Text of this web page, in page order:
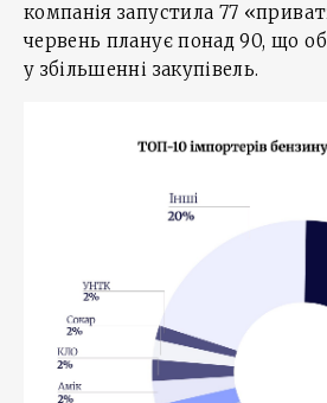
компанія запустила 77
червень планує понад 90, що
у збільшенні закупівель.